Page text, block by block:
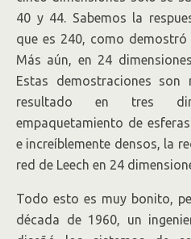
40 y 44. Sabemos la
que es 240, como
Más aún, en 24
Estas demostraciones
resultado en tres
empaquetamiento de
e increíblemente densos, la
red de Leech en 24
Todo esto es muy bonito,
década de 1960, un